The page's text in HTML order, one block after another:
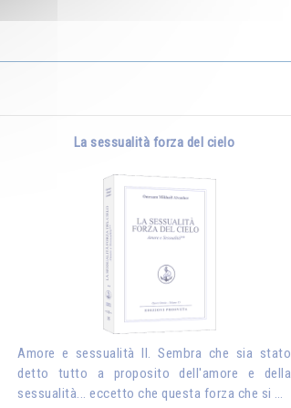
La sessualità forza del cielo
Amore e sessualità II. Sembra che sia stato
detto tutto a proposito dell'amore e della
sessualità... eccetto che questa forza che si …